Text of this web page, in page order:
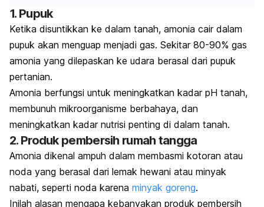
1. Pupuk
Ketika disuntikkan ke dalam tanah, amonia cair dalam
pupuk akan menguap menjadi gas. Sekitar 80-90% gas
amonia yang dilepaskan ke udara berasal dari pupuk
pertanian.
Amonia berfungsi untuk meningkatkan kadar pH tanah,
membunuh mikroorganisme berbahaya, dan
meningkatkan kadar nutrisi penting di dalam tanah.
2. Produk pembersih rumah tangga
Amonia dikenal ampuh dalam membasmi kotoran atau
noda yang berasal dari lemak hewani atau minyak
nabati, seperti noda karena minyak goreng.
Inilah alasan mengapa kebanyakan produk pembersih